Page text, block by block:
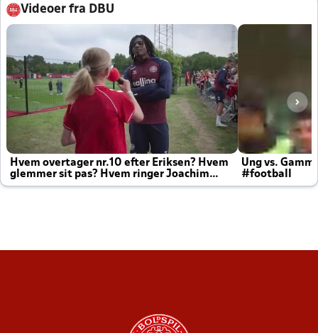
Videoer fra DBU
Hvem overtager nr.10 efter Eriksen? Hvem
glemmer sit pas? Hvem ringer Joachim
altid til efter kampe?
Ung vs.
#football